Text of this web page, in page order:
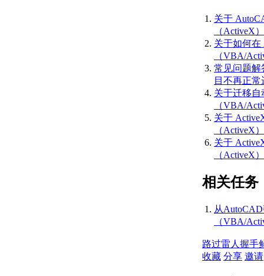
关于
（ActiveX）
关于如何
（VBA/
常见问题解
目不再正
关于迁移自
（VBA/
关于
（ActiveX）
关于
（ActiveX）
相关任务
从
（VBA/
路过雷人 握手
收藏 分享 邀请